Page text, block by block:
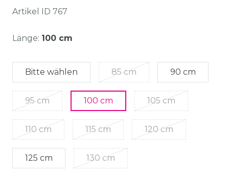
Artikel ID 767
Länge: 100 cm
Bitte wählen 85 cm 90 cm
95 cm 100 cm 105 cm
110 cm 115 cm 120 cm
125 cm 130 cm